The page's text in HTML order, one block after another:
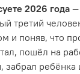
2026 года —
третий
и поняв, что
пошёл на
забрал ребёнка